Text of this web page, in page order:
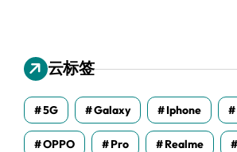
云标签
5G Galaxy Iphone
OPPO Pro Realme